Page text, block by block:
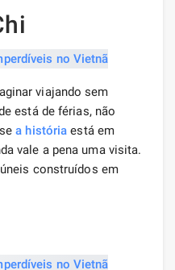
viajando sem
está de férias, não
sea história está em
vale a pena uma visita.
construídos em